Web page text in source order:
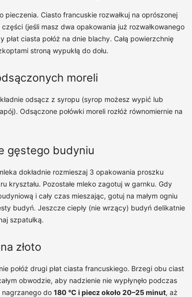
pieczenia. Ciasto francuskie rozwałkuj na oprószonej
(jeśli masz dwa opakowania już rozwałkowanego
ciasta połóż na dnie blachy. Całą powierzchnię
stroną wypukłą do dołu.
moreli
odsącz z syropu (syrop możesz wypić lub
Odsączone połówki moreli rozłóż równomiernie na
gęstego budyniu
dokładnie rozmieszaj 3 opakowania proszku
kryształu. Pozostałe mleko zagotuj w garnku. Gdy
i cały czas mieszając, gotuj na małym ogniu
budyń. Jeszcze ciepły (nie wrzący) budyń delikatnie
szpatułką.
złoto
połóż drugi płat ciasta francuskiego. Brzegi obu ciast
obwodzie, aby nadzienie nie wypłynęło podczas
nagrzanego do 180 °C i piecz około 20–25 minut, aż